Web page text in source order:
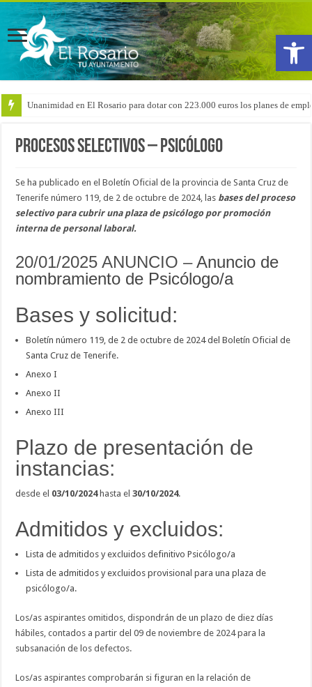
Abrir
Unanimidad en El Rosario para dotar con 223.000 euros los planes de
Procesos Selectivos – Psicólogo
Se ha publicado en el Boletín Oficial de la provincia de Santa Cruz de
Tenerife número 119, de 2 de octubre de 2024, las bases del proceso
selectivo para cubrir una plaza de psicólogo por promoción
interna de personal laboral.
20/01/2025 ANUNCIO –Anuncio de
nombramiento de Psicólogo/a
Bases y solicitud:
Boletín número 119, de 2 de octubre de 2024 del Boletín Oficial de
Santa Cruz de Tenerife.
Anexo I
Anexo II
Anexo III
Plazo de presentación de
instancias:
desde el 03/10/2024hasta el30/10/2024.
Admitidos y excluidos:
Lista de admitidos y excluidos definitivo Psicólogo/a
Lista de admitidos y excluidos provisional para una plaza de
psicólogo/a.
Los/as aspirantes omitidos, dispondrán de un plazo de diez días
hábiles, contados a partir del 09 de noviembre de 2024 para la
subsanación de los defectos.
Los/as aspirantes comprobarán si figuran en la relación de